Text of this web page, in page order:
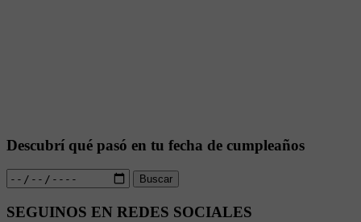
Descubrí qué pasó en tu fecha de cumpleaños
Buscar
SEGUINOS EN REDES SOCIALES